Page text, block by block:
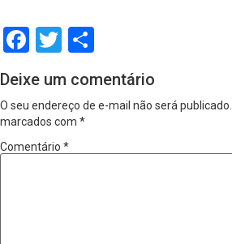
Facebook
Twitter
Deixe um comentário
O seu endereço de e-mail não será publicado.
marcados com *
Comentário *